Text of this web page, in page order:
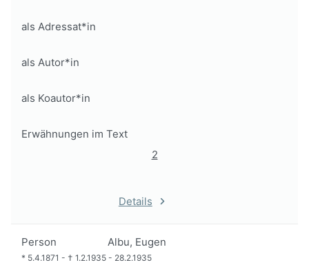
als Adressat*in
als Autor*in
als Koautor*in
Erwähnungen im Text
2
Details
Person Albu, Eugen
* 5.4.1871 - † 1.2.1935 - 28.2.1935